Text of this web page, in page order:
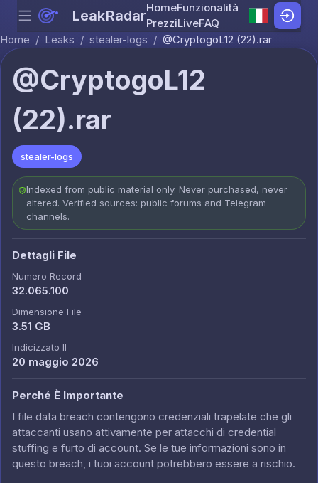
Skip to content
Menu LeakRadarHomeFunzionalità
PrezziLiveFAQ
Home / Leaks / stealer-logs / @CryptogoL12 (22).rar
@CryptogoL12
(22).rar
stealer-logs
Indexed from public material only. Never purchased, never
altered. Verified sources: public forums and Telegram
channels.
Dettagli File
Numero Record
32.065.100
Dimensione File
3.51 GB
Indicizzato Il
20 maggio 2026
Perché È Importante
I file data breach contengono credenziali trapelate che gli
attaccanti usano attivamente per attacchi di credential
stuffing e furto di account. Se le tue informazioni sono in
questo breach, i tuoi account potrebbero essere a rischio.